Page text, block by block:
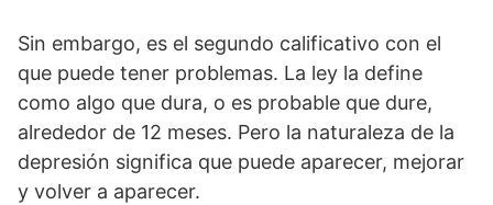
Sin embargo, es el segundo calificativo con el
que puede tener problemas. La ley la define
como algo que dura, o es probable que dure,
alrededor de 12 meses. Pero la naturaleza de la
depresión significa que puede aparecer, mejorar
y volver a aparecer.